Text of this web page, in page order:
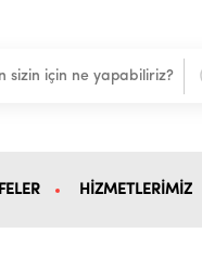
HİZMETLERİMİZ